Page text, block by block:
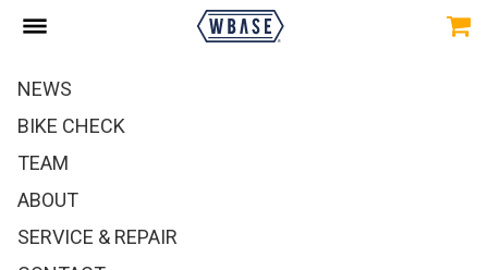
NEWS
BIKE CHECK
TEAM
ABOUT
SERVICE & REPAIR